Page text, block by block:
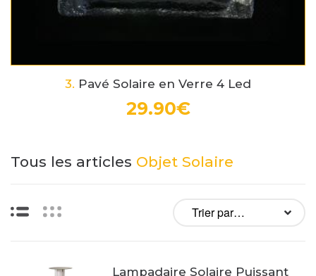
3. Pavé Solaire en Verre 4 Led
29.90€
Tous les articles Objet Solaire
Liste
Lampadaire Solaire Puissant